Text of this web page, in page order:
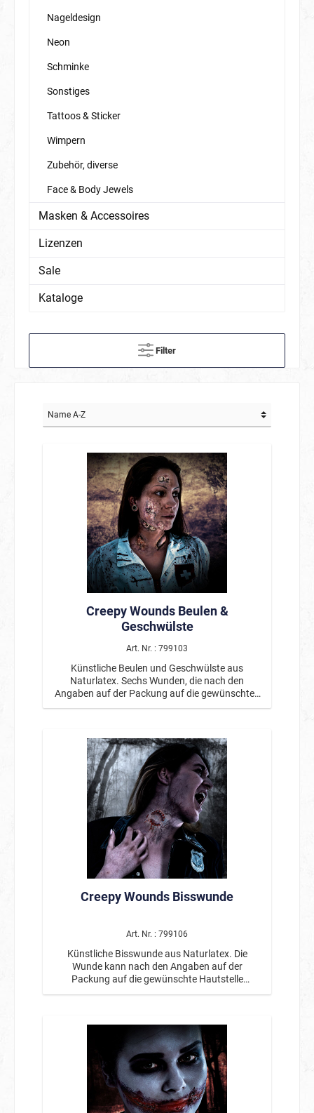
Nageldesign
Neon
Schminke
Sonstiges
Tattoos & Sticker
Wimpern
Zubehör, diverse
Face & Body Jewels
Masken & Accessoires
Lizenzen
Sale
Kataloge
Filter
Creepy Wounds Beulen &
Geschwülste
Art. Nr. : 799103
Künstliche Beulen und Geschwülste aus
Naturlatex. Sechs Wunden, die nach den
Angaben auf der Packung auf die gewünschten
Hautstellen aufgetragen werden und sind
Creepy Wounds Bisswunde
Art. Nr. : 799106
Künstliche Bisswunde aus Naturlatex. Die
Wunde kann nach den Angaben auf der
Packung auf die gewünschte Hautstelle
aufgetragen werden und ist wiederverwendbar.